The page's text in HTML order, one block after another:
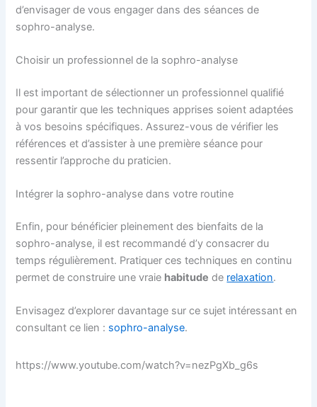
d’envisager de vous engager dans des séances de
sophro-analyse.
Choisir un professionnel de la sophro-analyse
Il est important de sélectionner un professionnel qualifié
pour garantir que les techniques apprises soient adaptées
à vos besoins spécifiques. Assurez-vous de vérifier les
références et d’assister à une première séance pour
ressentir l’approche du praticien.
Intégrer la sophro-analyse dans votre routine
Enfin, pour bénéficier pleinement des bienfaits de la
sophro-analyse, il est recommandé d’y consacrer du
temps régulièrement. Pratiquer ces techniques en continu
permet de construire une vraie habitude de relaxation.
Envisagez d’explorer davantage sur ce sujet intéressant en
consultant ce lien : sophro-analyse.
https://www.youtube.com/watch?v=nezPgXb_g6s